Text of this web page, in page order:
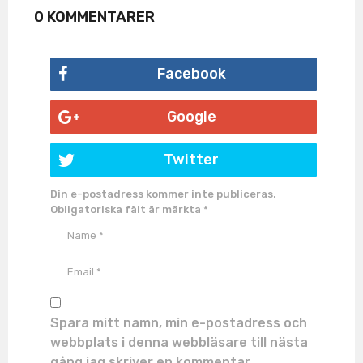
0 KOMMENTARER
Facebook
Google
Twitter
Din e-postadress kommer inte publiceras.
Obligatoriska fält är märkta *
Spara mitt namn, min e-postadress och
webbplats i denna webbläsare till nästa